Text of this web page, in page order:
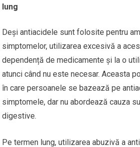
lung
Deși antiacidele sunt folosite pentru
simptomelor, utilizarea excesivă a
dependență de medicamente și la o
atunci când nu este necesar. Aceasta
în care persoanele se bazează pe
simptomele, dar nu abordează cauza
digestive.
Pe termen lung, utilizarea abuzivă a